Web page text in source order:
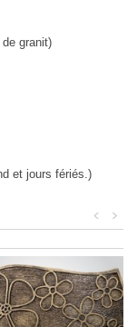
granit)
et jours fériés.)
>
<